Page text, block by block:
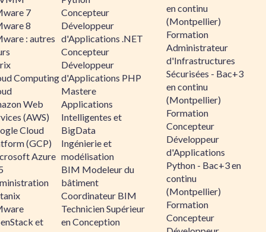
7
8
: autres
Computing
Web
(AWS)
Cloud
(GCP)
Azure
et
Concepteur
Développeur
d'Applications .NET
Concepteur
Développeur
d'Applications PHP
Mastere
Applications
Intelligentes et
BigData
Ingénierie et
modélisation
BIM Modeleur du
bâtiment
Coordinateur BIM
Technicien Supérieur
en Conception
en continu
(Montpellier)
Formation
Administrateur
d'Infrastructures
Sécurisées - Bac+3
en continu
(Montpellier)
Formation
Concepteur
Développeur
d'Applications
Python - Bac+3 en
continu
(Montpellier)
Formation
Concepteur